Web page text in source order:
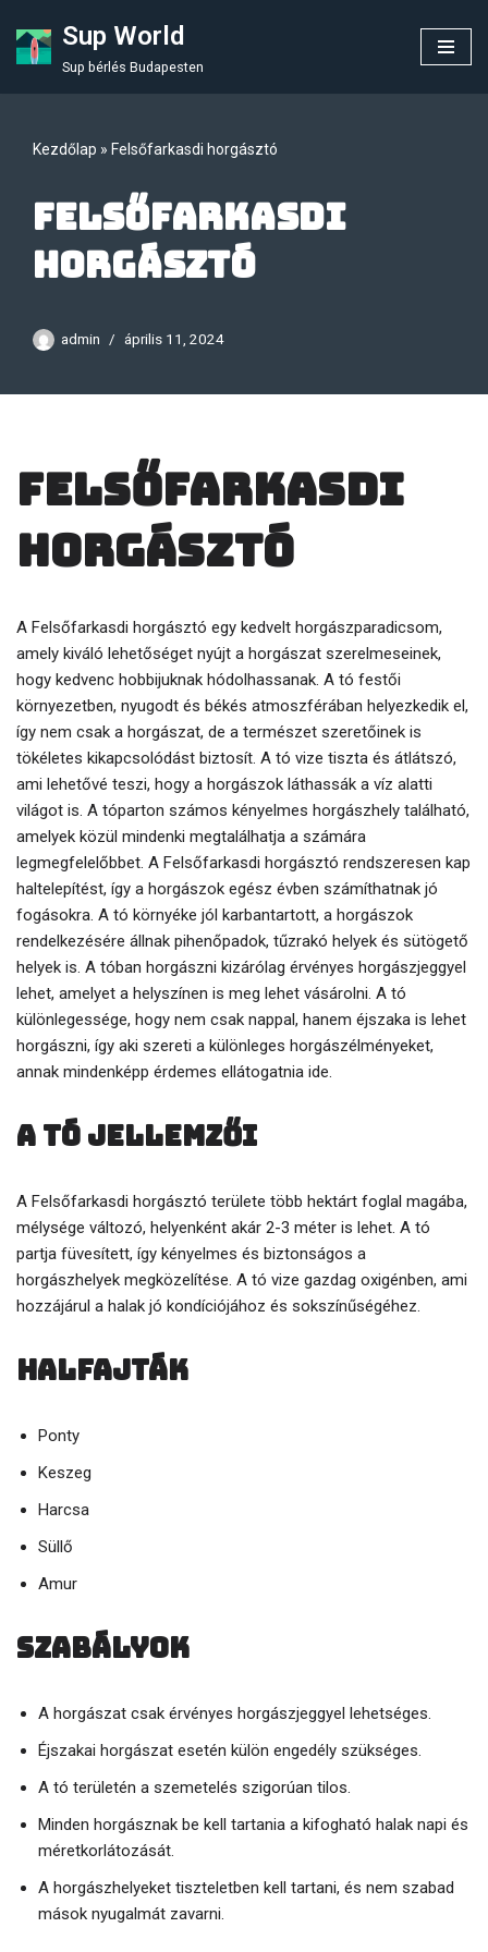
Skip
Sup World
Sup bérlés Budapesten
Kezdőlap » Felsőfarkasdi horgásztó
Felsőfarkasdi
horgásztó
admin április 11, 2024
Felsőfarkasdi
horgásztó
A Felsőfarkasdi horgásztó egy kedvelt horgászparadicsom,
amely kiváló lehetőséget nyújt a horgászat szerelmeseinek,
hogy kedvenc hobbijuknak hódolhassanak. A tó festői
környezetben, nyugodt és békés atmoszférában helyezkedik el,
így nem csak a horgászat, de a természet szeretőinek is
tökéletes kikapcsolódást biztosít. A tó vize tiszta és átlátszó,
ami lehetővé teszi, hogy a horgászok láthassák a víz alatti
világot is. A tóparton számos kényelmes horgászhely található,
amelyek közül mindenki megtalálhatja a számára
legmegfelelőbbet. A Felsőfarkasdi horgásztó rendszeresen kap
haltelepítést, így a horgászok egész évben számíthatnak jó
fogásokra. A tó környéke jól karbantartott, a horgászok
rendelkezésére állnak pihenőpadok, tűzrakó helyek és sütögető
helyek is. A tóban horgászni kizárólag érvényes horgászjeggyel
lehet, amelyet a helyszínen is meg lehet vásárolni. A tó
különlegessége, hogy nem csak nappal, hanem éjszaka is lehet
horgászni, így aki szereti a különleges horgászélményeket,
annak mindenképp érdemes ellátogatnia ide.
A tó jellemzői
A Felsőfarkasdi horgásztó területe több hektárt foglal magába,
mélysége változó, helyenként akár 2-3 méter is lehet. A tó
partja füvesített, így kényelmes és biztonságos a
horgászhelyek megközelítése. A tó vize gazdag oxigénben, ami
hozzájárul a halak jó kondíciójához és sokszínűségéhez.
Halfajták
Ponty
Keszeg
Harcsa
Süllő
Amur
Szabályok
A horgászat csak érvényes horgászjeggyel lehetséges.
Éjszakai horgászat esetén külön engedély szükséges.
A tó területén a szemetelés szigorúan tilos.
Minden horgásznak be kell tartania a kifogható halak napi és
méretkorlátozását.
A horgászhelyeket tiszteletben kell tartani, és nem szabad
mások nyugalmát zavarni.